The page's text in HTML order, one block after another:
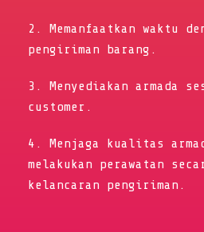
2. Memanfaatkan waktu
pengiriman barang.
3. Menyediakan armada
customer.
4. Menjaga kualitas
melakukan perawatan
kelancaran pengiriman.